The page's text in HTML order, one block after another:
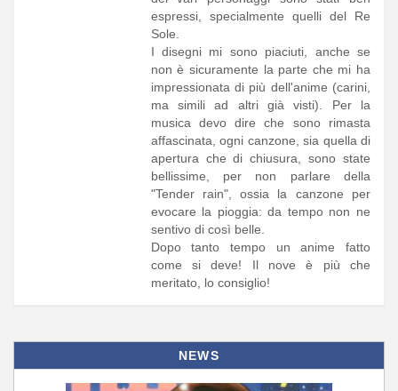
espressi, specialmente quelli del Re
Sole.
I disegni mi sono piaciuti, anche se
non è sicuramente la parte che mi ha
impressionata di più dell'anime (carini,
ma simili ad altri già visti). Per la
musica devo dire che sono rimasta
affascinata, ogni canzone, sia quella di
apertura che di chiusura, sono state
bellissime, per non parlare della
"Tender rain", ossia la canzone per
evocare la pioggia: da tempo non ne
sentivo di così belle.
Dopo tanto tempo un anime fatto
come si deve! Il nove è più che
meritato, lo consiglio!
NEWS